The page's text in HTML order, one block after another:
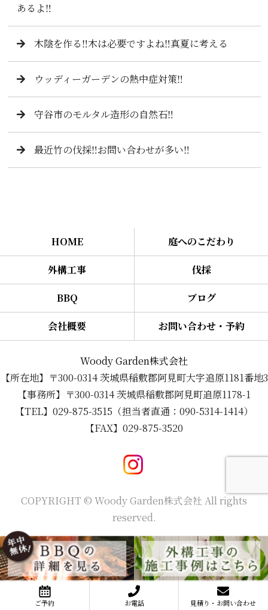
あるよ‼️
木陰を作る‼️木は必要ですよね‼️真夏に考える
ウッディーガーデンの熱中症対策‼️
守谷市のモルタル造形の自然石‼️
最近竹の伐採‼️お問い合わせが多い‼️
HOME 庭へのこだわり
外構工事 伐採
BBQ ブログ
会社概要 お問い合わせ・予約
Woody Garden株式会社
【所在地】〒300-0314 茨城県稲敷郡阿見町大字追原1181番地3
【事務所】〒300-0314 茨城県稲敷郡阿見町追原1178-1
【TEL】029-875-3515（担当者直通：090-5314-1414）
【FAX】029-875-3520
COPYRIGHT © Woody Garden株式会社 All rights
reserved.
ご予約 お電話 見積り・お問い合わせ